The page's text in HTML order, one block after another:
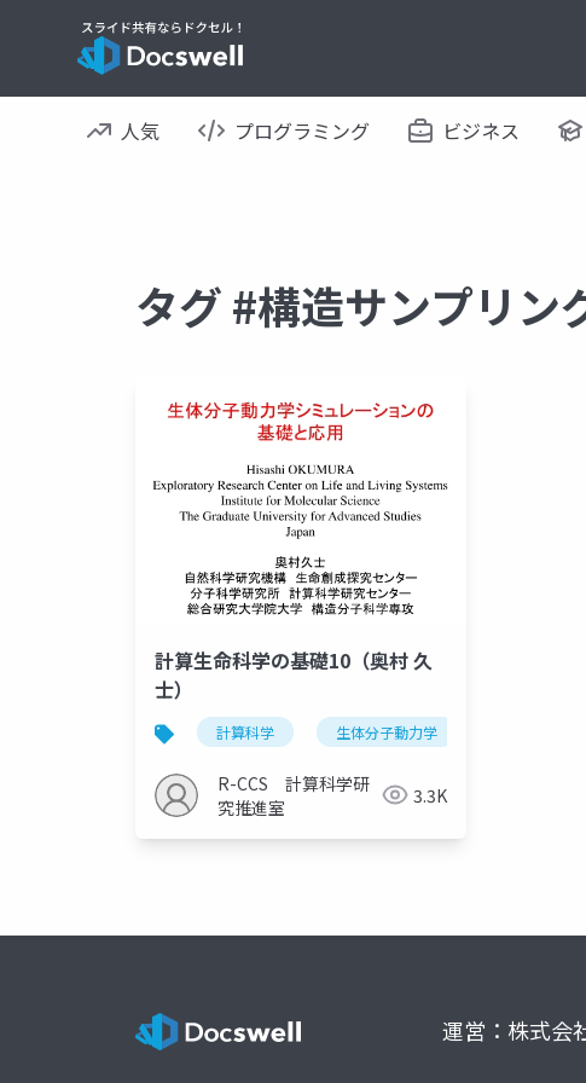
人気 プログラミング ビジネス
タグ #構造サンプリン
計算生命科学の基礎10（奥村 久
士）
計算科学 生体分子動力学
R-CCS 計算科学研
究推進室
3.3K
運営：株式会